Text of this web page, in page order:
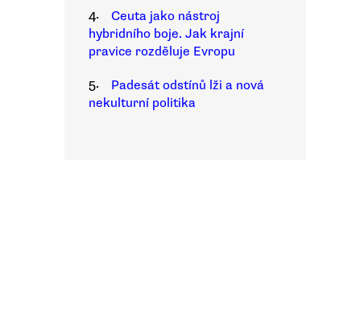
4.
Ceuta jako nástroj
hybridního boje. Jak krajní
pravice rozděluje Evropu
5.
Padesát odstínů lži a nová
nekulturní politika